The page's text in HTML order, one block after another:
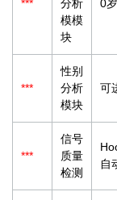
***
分析
模模
块
0
***
性别
分析
模块
可
***
信号
质量
检测
自